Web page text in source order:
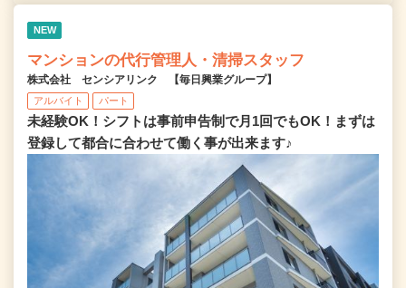
NEW
マンションの代行管理人・清掃スタッフ
株式会社 センシアリンク 【毎日興業グループ】
アルバイト パート
未経験OK！シフトは事前申告制で月1回でもOK！まずは
登録して都合に合わせて働く事が出来ます♪